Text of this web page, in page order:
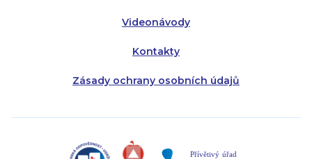
Videonávody
Kontakty
Zásady ochrany osobních údajů